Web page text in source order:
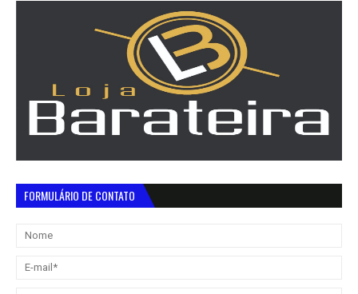
FORMULÁRIO DE CONTATO